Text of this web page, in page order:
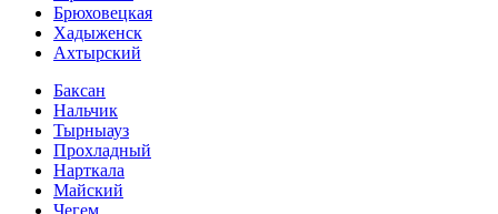
Брюховецкая
Хадыженск
Ахтырский
Баксан
Нальчик
Тырныауз
Прохладный
Нарткала
Майский
Чегем